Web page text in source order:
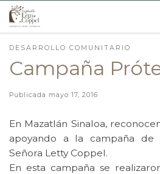
Skip to content
DESARROLLO COMUNITARIO
Campaña
Publicada mayo 17, 2016
En Mazatlán Sinaloa,
apoyando a la campaña de
Señora Letty Coppel.
En esta campaña se